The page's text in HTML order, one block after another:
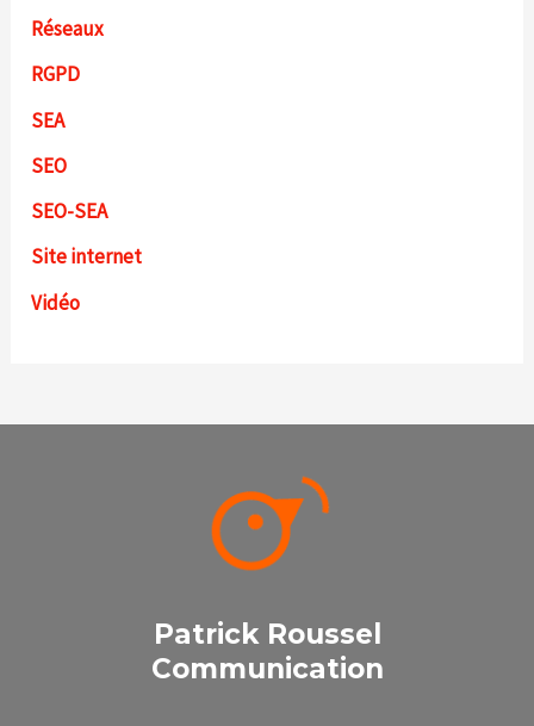
Réseaux
RGPD
SEA
SEO
SEO-SEA
Site internet
Vidéo
Patrick Roussel
Communication